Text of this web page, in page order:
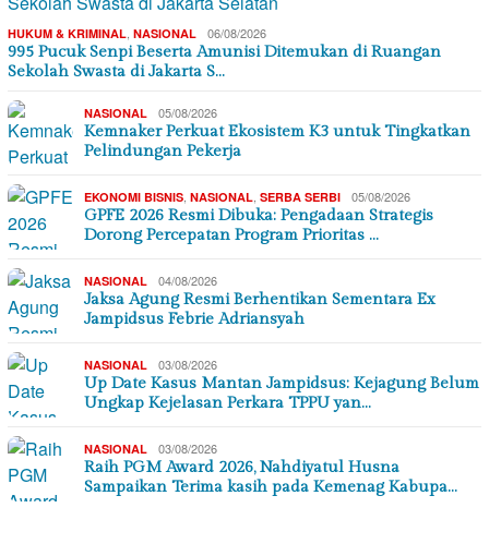
HUKUM & KRIMINAL NASIONAL 06/08/2026
995 Pucuk Senpi Beserta Amunisi Ditemukan di Ruangan
Sekolah Swasta di Jakarta S…
NASIONAL 05/08/2026
Kemnaker Perkuat Ekosistem K3 untuk Tingkatkan
Pelindungan Pekerja
EKONOMI BISNIS NASIONAL SERBA SERBI 05/08/2026
GPFE 2026 Resmi Dibuka: Pengadaan Strategis
Dorong Percepatan Program Prioritas …
NASIONAL 04/08/2026
Jaksa Agung Resmi Berhentikan Sementara Ex
Jampidsus Febrie Adriansyah
NASIONAL 03/08/2026
Up Date Kasus Mantan Jampidsus: Kejagung Belum
Ungkap Kejelasan Perkara TPPU yan…
NASIONAL 03/08/2026
Raih PGM Award 2026, Nahdiyatul Husna
Sampaikan Terima kasih pada Kemenag Kabupa…